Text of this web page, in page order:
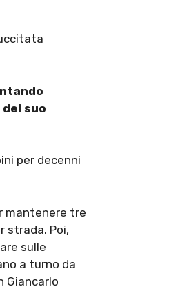
suo
per decenni
mantenere tre
strada. Poi,
sulle
a turno da
Giancarlo